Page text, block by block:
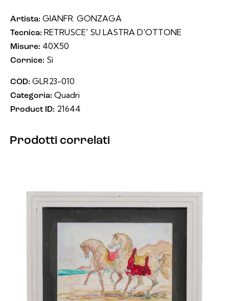
Artista: GIANFR. GONZAGA
Tecnica: RETRUSCE' SU LASTRA D'OTTONE
Misure: 40X50
Cornice: Sì
COD: GLR23-010
Categoria: Quadri
Product ID: 21644
Prodotti correlati